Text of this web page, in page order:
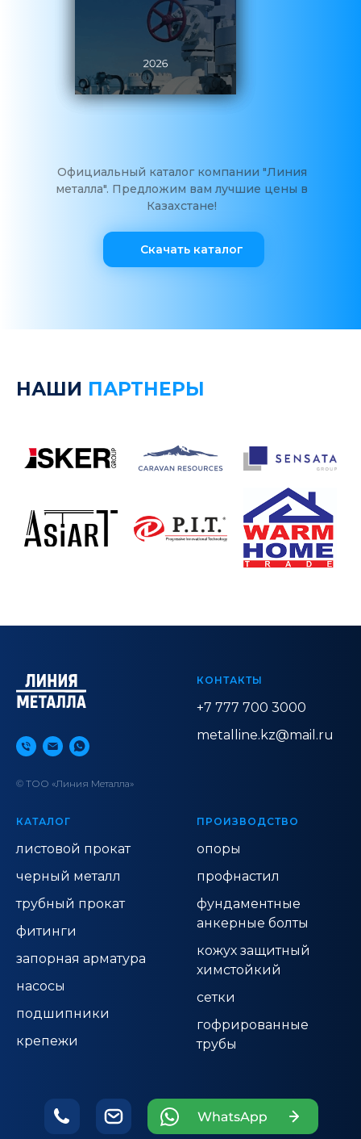
Скачать каталог
Официальный каталог компании "Линия
металла". Предложим вам лучшие цены в
Казахстане!
НАШИ ПАРТНЕРЫ
© ТОО «Линия Металла»
КОНТАКТЫ
+7 777 700 3000
metalline.kz@mail.ru
КАТАЛОГ
листовой прокат
черный металл
трубный прокат
фитинги
запорная арматура
насосы
подшипники
крепежи
ПРОИЗВОДСТВО
опоры
профнастил
фундаментные
анкерные болты
кожух защитный
химстойкий
сетки
гофрированные
трубы